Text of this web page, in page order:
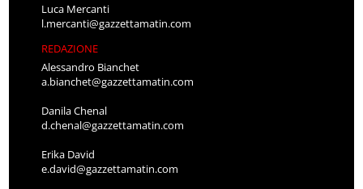
Luca Mercanti
l.mercanti@gazzettamatin.com
REDAZIONE
Alessandro Bianchet
a.bianchet@gazzettamatin.com
Danila Chenal
d.chenal@gazzettamatin.com
Erika David
e.david@gazzettamatin.com